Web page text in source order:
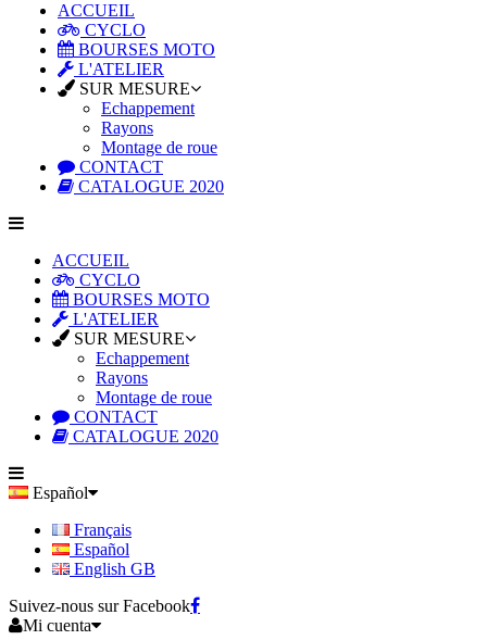
ACCUEIL
CYCLO
BOURSES MOTO
L'ATELIER
SUR MESURE
Echappement
Rayons
Montage de roue
CONTACT
CATALOGUE 2020
ACCUEIL
CYCLO
BOURSES MOTO
L'ATELIER
SUR MESURE
Echappement
Rayons
Montage de roue
CONTACT
CATALOGUE 2020
Español
Français
Español
English GB
Suivez-nous sur Facebook
Mi cuenta